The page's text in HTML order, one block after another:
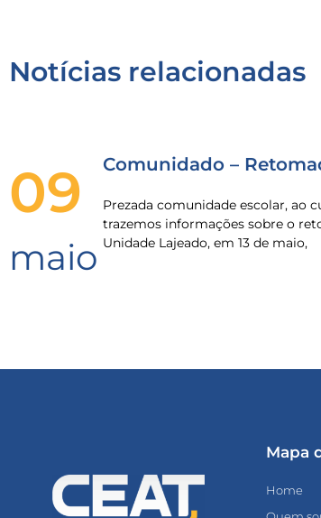
Notícias relacionadas
09
maio
Comunidado –
Prezada comunidade escolar, ao
trazemos informações sobre o
Unidade Lajeado, em 13 de maio,
Mapa
Home